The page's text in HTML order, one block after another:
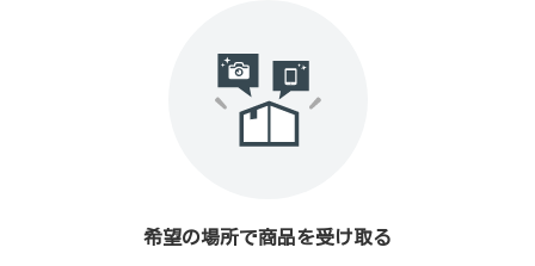
希望の場所で商品を受け取る